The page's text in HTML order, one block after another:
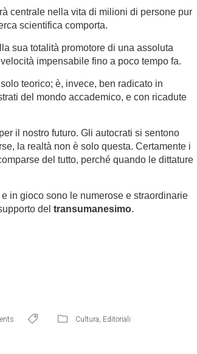
centrale nella vita di milioni di persone pur
scientifica comporta.
sua totalità promotore di una assoluta
impensabile fino a poco tempo fa.
teorico; è, invece, ben radicato in
del mondo accademico, e con ricadute
il nostro futuro. Gli autocrati si sentono
la realtà non è solo questa. Certamente i
del tutto, perché quando le dittature
in gioco sono le numerose e straordinarie
del transumanesimo.
Cultura, Editoriali